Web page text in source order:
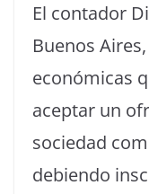
El contador
Buenos
económicas
aceptar un
sociedad
debiendo